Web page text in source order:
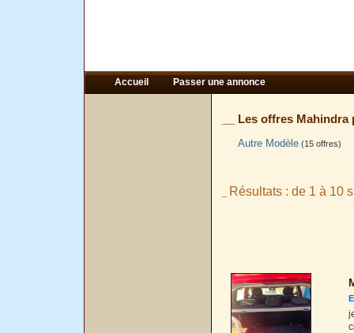
Accueil Passer une annonce
__ Les offres
Autre Modèle(15 offres)
Résultats : de 1 à 10